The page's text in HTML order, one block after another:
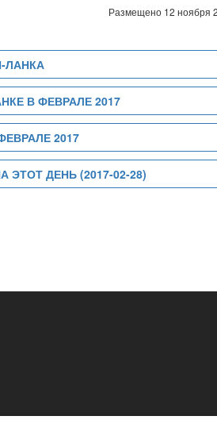
Размещено 12 ноября
ЛАНКА
В ФЕВРАЛЕ 2017
2017
ЭТОТ ДЕНЬ (2017-02-28)